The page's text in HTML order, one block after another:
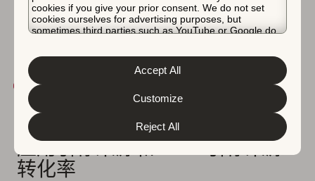
cookies if you give your prior consent. We do not set
cookies ourselves for advertising purposes, but
sometimes third parties such as YouTube or Google do.
about the protection of your personal data and the
different cookies we use, please read our
&
. You can customize your cookie settings
and preferences by clicking the “Customize” button.
Reject All
Customize
Accept All
您向 Apple 发送自定义创意，因此您在此类情况下可能
注意到的转化率提升通常不取决于您的实际应用页面资
源。除非您是市场领导者，否则这些推荐是不寻常的。
了解如何让您的应用在 App Store 和 Google Play 上
获得推荐
应用引荐来源和 Web 引荐来源
转化率